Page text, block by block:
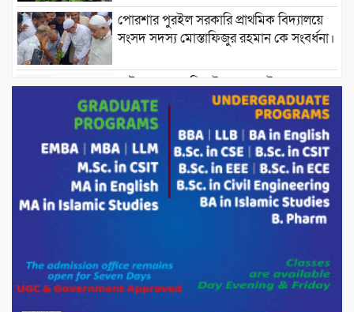
পোরশার পুরইল সরকারি প্রাথমিক বিদ্যালয়ে
সংসদ সদস্য মোস্তাফিজুর রহমান কে সংবর্ধনা।
পাটগ্রামে ১০০ পিস ইয়াবাসহ দুই মাদক
কারবারি গ্রেফতার
ড্যাবের ৩৭তম প্রতিষ্ঠাবার্ষিকীতে প্রধানমন্ত্রী
তারেক রহমান।
চন্দনাইশের হাশিমপুর ৪ নং ওয়ার্ডে ৫’শতাধিক
পরিবেশ রক্ষায় পাটগ্রামে ইহসান ইয়ুথ
সার্কেলের বৃক্ষরোপণ